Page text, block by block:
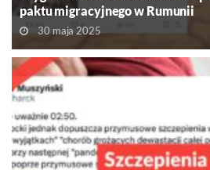
paktu migracyjnego w Rumunii
30 maja 2025